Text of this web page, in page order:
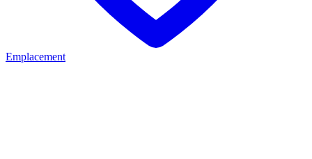
Emplacement